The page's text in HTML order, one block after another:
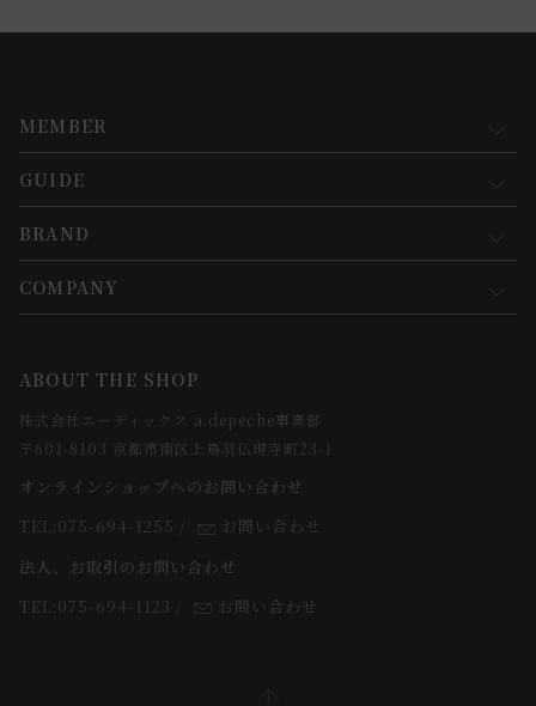
MEMBER
マイページ
新規会員登録
会員規約について
GUIDE
お買い物ガイド
会員登録について
お支払方法について
お届けについて
よくあるご質問
BRAND
コンセプト
webカタログ
COMPANY
求人情報
法人のお客様
スタッフ
ABOUT THE SHOP
株式会社エーディックス a.depeche事業部
〒601-8103 京都市南区上鳥羽仏現寺町23-1
オンラインショップへのお問い合わせ
TEL:075-694-1255
お問い合わせ
法人、お取引のお問い合わせ
TEL:075-694-1123
お問い合わせ